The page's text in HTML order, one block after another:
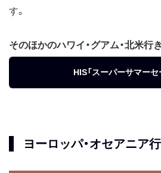
す。
そのほかのハワイ・グアム・北米行
HIS「スーパーサマーセ
ヨーロッパ・オセアニア